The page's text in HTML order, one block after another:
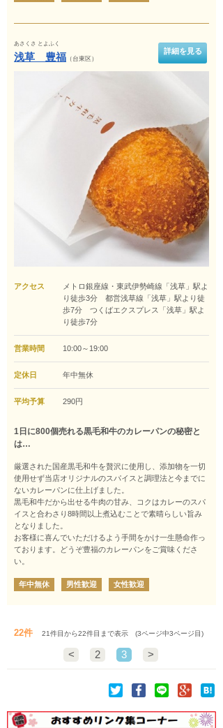
あさくさ とよふく
浅草 豊福 （台東区）
詳細を見る
アクセス
メトロ銀座線・東武伊勢崎線「浅草」駅よ
り徒歩3分 都営浅草線「浅草」駅より徒
歩7分 つくばエクスプレス「浅草」駅よ
り徒歩7分
営業時間 10:00～19:00
定休日 年中無休
平均予算 290円
1日に800個売れる黒毛和牛のカレーパンの秘密と
は…
厳選された国産黒毛和牛を贅沢に使用し、添加物を一切
使用せず当店オリジナルのスパイスと調理法と今までに
ないカレーパンに仕上げました。
黒毛和牛だから出せる牛肉の甘み、コクはカレーのスパ
イスと合わさり8時間以上煮込むことで素晴らしい旨み
となりました。
お客様に喜んでいただけるよう手間をかけ一生懸命作っ
ております。どうぞ豊福のカレーパンをご賞味くださ
い。
年中無休 男性歓迎 女性歓迎
22件 21件目から22件目まで表示 (3ページ中3ページ目)
< 2 3 >